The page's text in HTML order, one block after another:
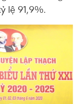
lệ 91,9%.